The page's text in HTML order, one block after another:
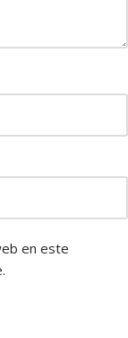
en este